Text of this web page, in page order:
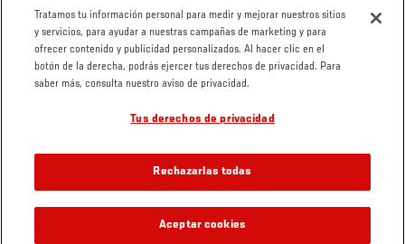
Pie
de
Página
CONTACTO
LEGAL
Condiciones
Política de
privacidad
Tratamos tu información personal para medir y mejorar nuestros sitios
y servicios, para ayudar a nuestras campañas de marketing y para
ofrecer contenido y publicidad personalizados. Al hacer clic en el
botón de la derecha, podrás ejercer tus derechos de privacidad. Para
saber más, consulta nuestro aviso de privacidad.
Tus derechos de privacidad
Rechazarlas todas
Aceptar cookies